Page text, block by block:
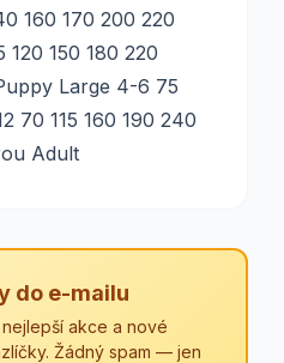
160 170 200 220
150 180 220
Large 4-6 75
70 115 160 190 240
Adult
do e-mailu
akce a nové
Žádný spam — jen